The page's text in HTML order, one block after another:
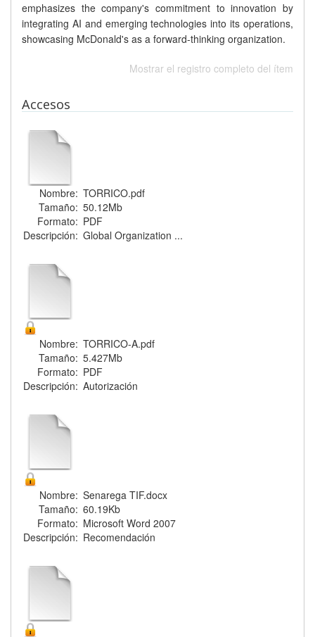
emphasizes the company's commitment to innovation by
integrating AI and emerging technologies into its operations,
showcasing McDonald's as a forward-thinking organization.
Mostrar el registro completo del ítem
Accesos
Nombre: TORRICO.pdf
Tamaño: 50.12Mb
Formato: PDF
Descripción: Global Organization ...
Nombre: TORRICO-A.pdf
Tamaño: 5.427Mb
Formato: PDF
Descripción: Autorización
Nombre: Senarega TIF.docx
Tamaño: 60.19Kb
Formato: Microsoft Word 2007
Descripción: Recomendación